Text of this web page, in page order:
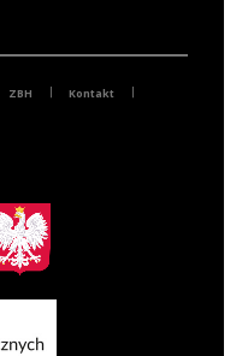
ZBH Kontakt